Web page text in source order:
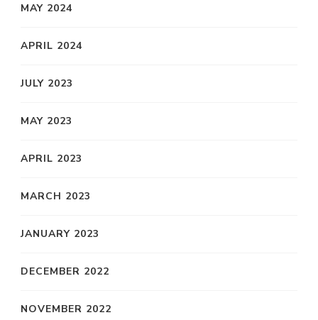
MAY 2024
APRIL 2024
JULY 2023
MAY 2023
APRIL 2023
MARCH 2023
JANUARY 2023
DECEMBER 2022
NOVEMBER 2022